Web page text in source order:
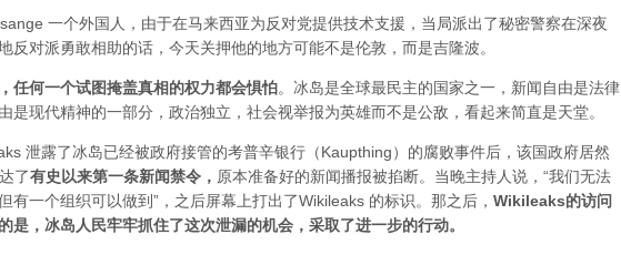
一个外国人，由于在马来西亚为反对党提供技术支援，当局派出了秘密警察在深夜
反对派勇敢相助的话，今天关押他的地方可能不是伦敦，而是吉隆波。
任何一个试图掩盖真相的权力都会惧怕。 冰岛是全球最民主的国家之一，新闻自由是法律
是现代精神的一部分，政治独立，社会视举报为英雄而不是公敌，看起来简直是天堂。
泄露了冰岛已经被政府接管的考普辛银行（Kaupthing）的腐败事件后，该国政府居然
了有史以来第一条新闻禁令 ， 原本准备好的新闻播报被掐断。当晚主持人说，“我们无法
有一个组织可以做到”，之后屏幕上打出了Wikileaks 的标识。那之后， Wikileaks的访问
是，冰岛人民牢牢抓住了这次泄漏的机会，采取了进一步的行动。